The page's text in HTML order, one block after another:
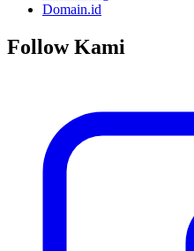
Domain.id
Follow Kami